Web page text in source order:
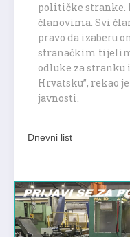
političke stranke.
članovima. Svi
pravo da izaberu
stranačkim
odluke za stranku
Hrvatsku”, rekao
javnosti.
Dnevni list